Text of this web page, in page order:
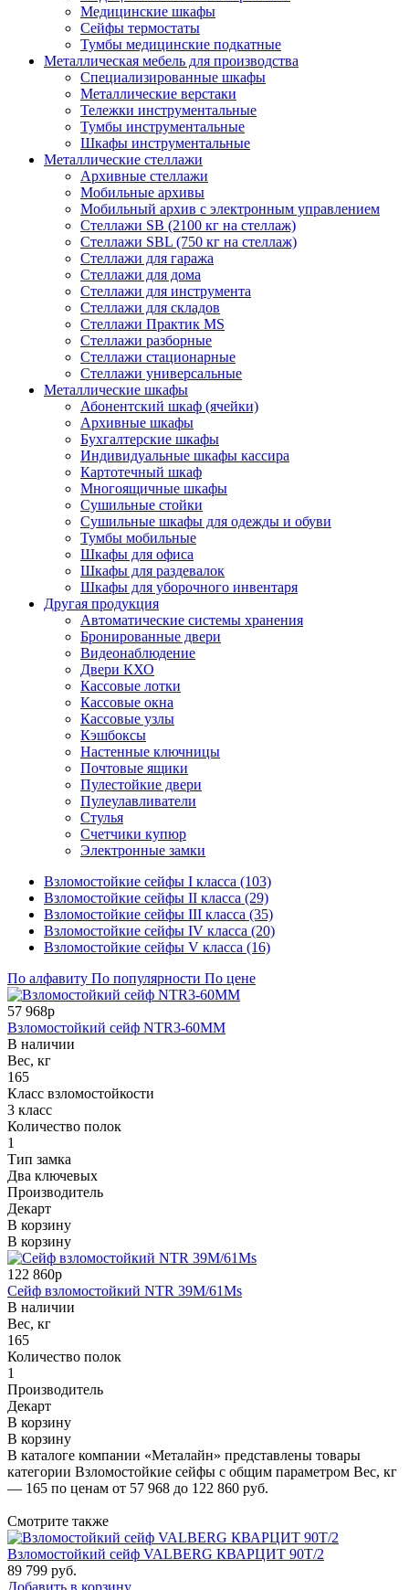
Медицинские шкафы
Сейфы термостаты
Тумбы медицинские подкатные
Металлическая мебель для производства
Cпециализированные шкафы
Металлические верстаки
Тележки инструментальные
Тумбы инструментальные
Шкафы инструментальные
Металлические стеллажи
Архивные стеллажи
Мобильные архивы
Мобильный архив с электронным управлением
Стеллажи SB (2100 кг на стеллаж)
Стеллажи SBL (750 кг на стеллаж)
Стеллажи для гаража
Стеллажи для дома
Стеллажи для инструмента
Стеллажи для складов
Стеллажи Практик MS
Стеллажи разборные
Стеллажи стационарные
Стеллажи универсальные
Металлические шкафы
Абонентский шкаф (ячейки)
Архивные шкафы
Бухгалтерские шкафы
Индивидуальные шкафы кассира
Картотечный шкаф
Многоящичные шкафы
Сушильные стойки
Сушильные шкафы для одежды и обуви
Тумбы мобильные
Шкафы для офиса
Шкафы для раздевалок
Шкафы для уборочного инвентаря
Другая продукция
Автоматические системы хранения
Бронированные двери
Видеонаблюдение
Двери КХО
Кассовые лотки
Кассовые окна
Кассовые узлы
Кэшбоксы
Настенные ключницы
Почтовые ящики
Пулестойкие двери
Пулеулавливатели
Стулья
Счетчики купюр
Электронные замки
Взломостойкие сейфы I класса (103)
Взломостойкие сейфы II класса (29)
Взломостойкие сейфы III класса (35)
Взломостойкие сейфы IV класса (20)
Взломостойкие сейфы V класса (16)
По алфавиту По популярности По цене
57 968р
Взломостойкий сейф NTR3-60MM
В наличии
Вес, кг
165
Класс взломостойкости
3 класс
Количество полок
1
Тип замка
Два ключевых
Производитель
Декарт
В корзину
В корзину
122 860р
Сейф взломостойкий NTR 39M/61Ms
В наличии
Вес, кг
165
Количество полок
1
Производитель
Декарт
В корзину
В корзину
В каталоге компании «Металайн» представлены товары
категории Взломостойкие сейфы с общим параметром Вес, кг
— 165 по ценам от 57 968 до 122 860 руб.
Смотрите также
Взломостойкий сейф VALBERG КВАРЦИТ 90Т/2
89 799 руб.
Добавить в корзину